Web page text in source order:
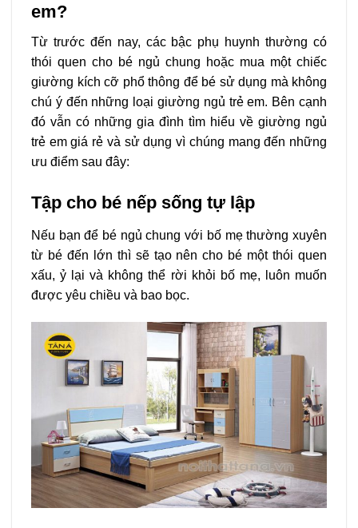
em?
Từ trước đến nay, các bậc phụ huynh thường có
thói quen cho bé ngủ chung hoặc mua một chiếc
giường kích cỡ phổ thông để bé sử dụng mà không
chú ý đến những loại giường ngủ trẻ em. Bên cạnh
đó vẫn có những gia đình tìm hiểu về giường ngủ
trẻ em giá rẻ và sử dụng vì chúng mang đến những
ưu điểm sau đây:
Tập cho bé nếp sống tự lập
Nếu bạn để bé ngủ chung với bố mẹ thường xuyên
từ bé đến lớn thì sẽ tạo nên cho bé một thói quen
xấu, ỷ lại và không thể rời khỏi bố mẹ, luôn muốn
được yêu chiều và bao bọc.